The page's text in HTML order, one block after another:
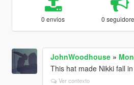
0 envios 0
JohnWoodhouse»
This hat made Nikki fall
Ver contexto